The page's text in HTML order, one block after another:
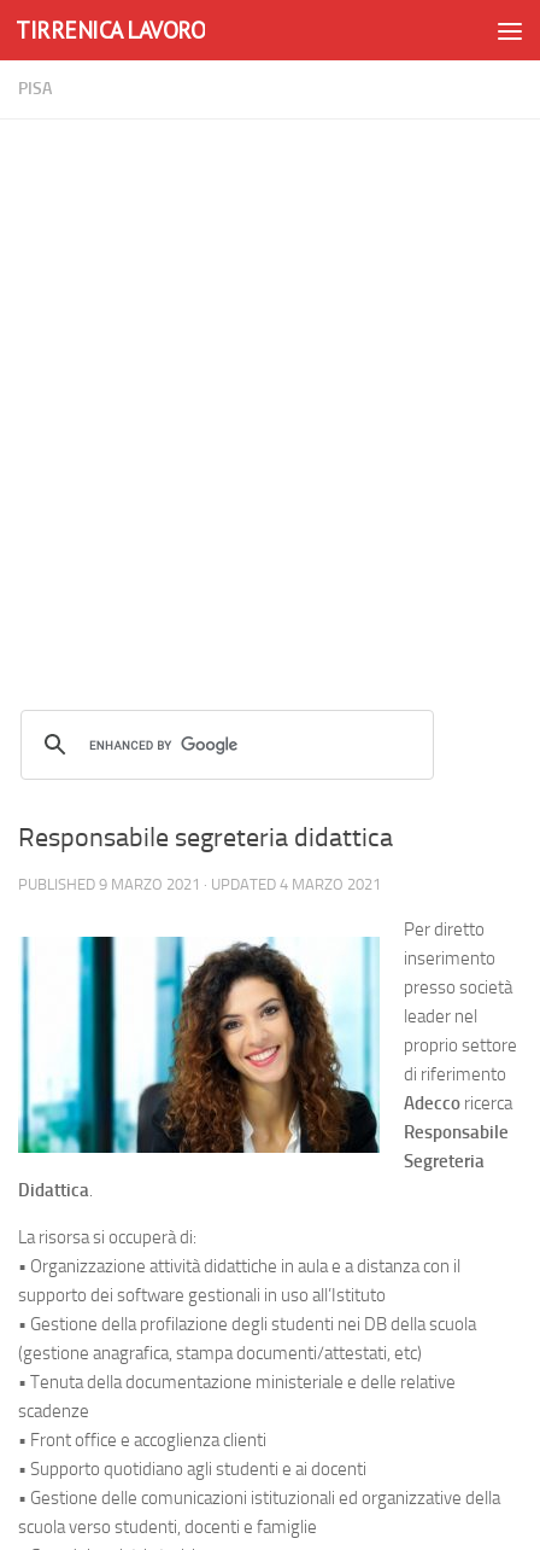
Skip to content
TIRRENICA LAVORO
PISA
Responsabile segreteria didattica
PUBLISHED 9 MARZO 2021 · UPDATED 4 MARZO 2021
Per diretto
inserimento
presso società
leader nel
proprio settore
di riferimento
Adecco ricerca
Responsabile
Segreteria
Didattica.
La risorsa si occuperà di:
• Organizzazione attività didattiche in aula e a distanza con il
supporto dei software gestionali in uso all’Istituto
• Gestione della profilazione degli studenti nei DB della scuola
(gestione anagrafica, stampa documenti/attestati, etc)
• Tenuta della documentazione ministeriale e delle relative
scadenze
• Front office e accoglienza clienti
• Supporto quotidiano agli studenti e ai docenti
• Gestione delle comunicazioni istituzionali ed organizzative della
scuola verso studenti, docenti e famiglie